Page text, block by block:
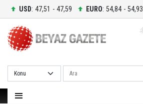
USD: 47,51 - 47,59 EURO: 54,84 - 54,93
Ara